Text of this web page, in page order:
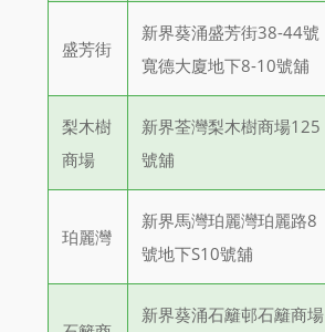
盛芳街
新界葵涌盛芳街38-44號
寬德大廈地下8-10號舖
梨木樹
商場
新界荃灣梨木樹商場125
號舖
珀麗灣
新界馬灣珀麗灣珀麗路8
號地下S10號舖
新界葵涌石籬邨石籬商場